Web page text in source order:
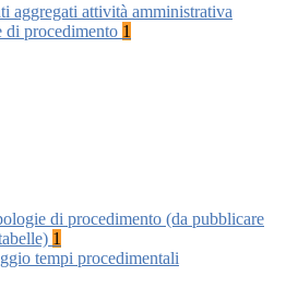
aggregati attività amministrativa
di procedimento 1
di procedimento (da pubblicare
1
tempi procedimentali